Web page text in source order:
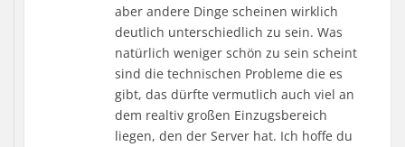
aber andere Dinge scheinen wirklich
deutlich unterschiedlich zu sein. Was
natürlich weniger schön zu sein scheint
sind die technischen Probleme die es
gibt, das dürfte vermutlich auch viel an
dem realtiv großen Einzugsbereich
liegen, den der Server hat. Ich hoffe du